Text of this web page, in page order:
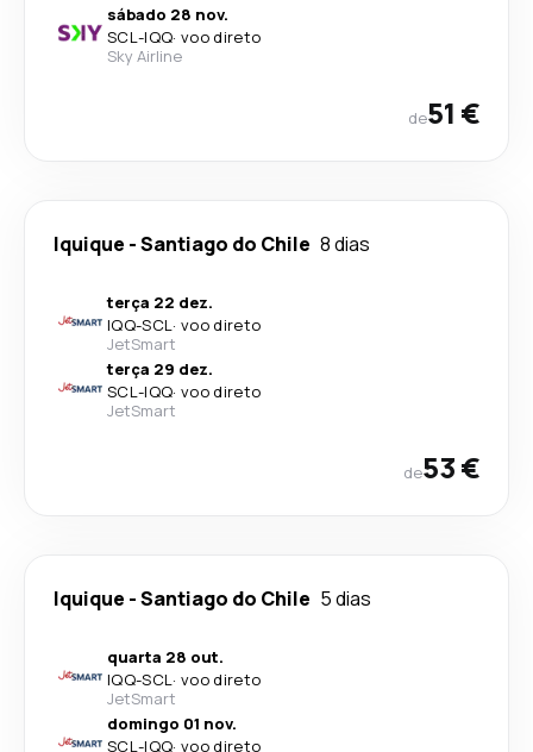
sábado 28 nov.
SCL-IQQ· voo direto
Sky Airline
de51 €
Iquique -Santiago do Chile 8 dias
terça 22 dez.
IQQ-SCL· voo direto
JetSmart
terça 29 dez.
SCL-IQQ· voo direto
JetSmart
de53 €
Iquique -Santiago do Chile 5 dias
quarta 28 out.
IQQ-SCL· voo direto
JetSmart
domingo 01 nov.
SCL-IQQ· voo direto